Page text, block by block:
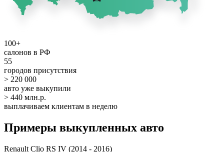
100+
салонов в РФ
55
городов присутствия
> 220 000
авто уже выкупили
> 440 млн.р.
выплачиваем клиентам в неделю
Примеры выкупленных авто
Renault Clio RS IV (2014 - 2016)